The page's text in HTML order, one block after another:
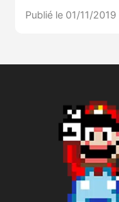
Publié le 01/11/2019